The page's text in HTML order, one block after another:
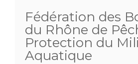
Fédération des
du Rhône de
Protection du
Aquatique